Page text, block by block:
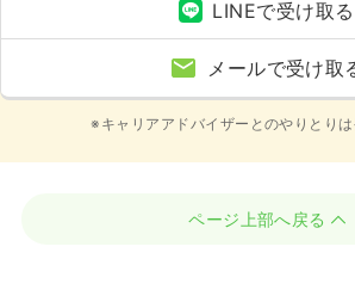
LINEで受け取る
メールで受け取
※キャリアアドバイザーとのやりとり
ページ上部へ戻る